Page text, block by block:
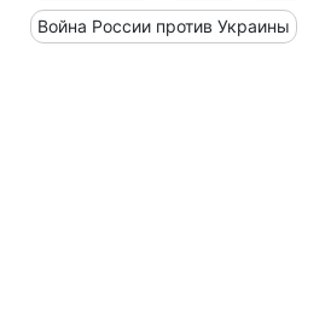
Война России против Украины